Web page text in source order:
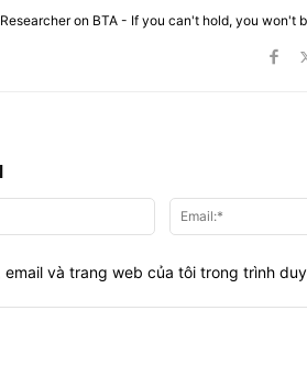
Researcher on BTA - If you can't hold, you won't
Tên:*
email và trang web của tôi trong trình